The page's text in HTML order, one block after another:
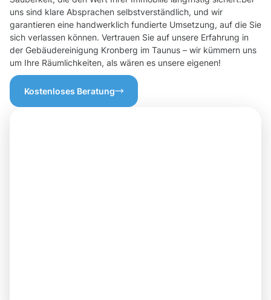
uns sind klare Absprachen selbstverständlich, und wir
garantieren eine handwerklich fundierte Umsetzung, auf die Sie
sich verlassen können. Vertrauen Sie auf unsere Erfahrung in
der Gebäudereinigung Kronberg im Taunus – wir kümmern uns
um Ihre Räumlichkeiten, als wären es unsere eigenen!
Kostenloses Beratung